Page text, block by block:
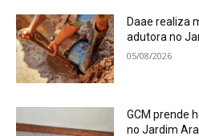
Daae realiza
adutora no
05/08/2026
GCM prende
no Jardim